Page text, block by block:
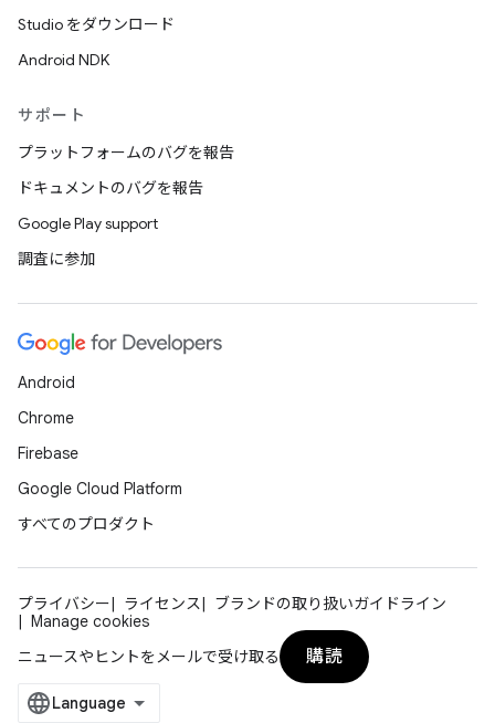
Studio をダウンロード
Android NDK
サポート
プラットフォームのバグを報告
ドキュメントのバグを報告
Google Play support
調査に参加
Android
Chrome
Firebase
Google Cloud Platform
すべてのプロダクト
プライバシー ライセンス
ブランドの取り扱いガイドライン
Manage cookies
ニュースやヒントをメールで受け取る
購読